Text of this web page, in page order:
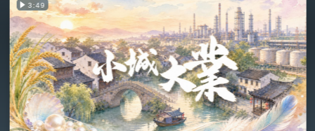
3:49